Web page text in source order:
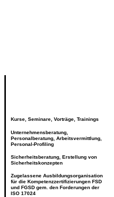
Kurse, Seminare, Vorträge, Trainings
Unternehmensberatung,
Personalberatung, Arbeitsvermittlung,
Personal-Profiling
Sicherheitsberatung, Erstellung von
Sicherheitskonzepten
Zugelassene Ausbildungsorganisation
für die Kompetenzzertifizierungen FSD
und FGSD gem. den Forderungen der
ISO 17024